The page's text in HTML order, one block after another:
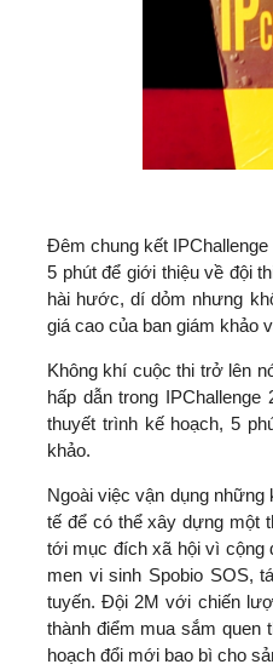
Đêm chung kết
5 phút để giới thiệu về đội
hài hước, dí dỏm nhưng
giá cao của ban giám khảo
Không khí cuộc thi trở lên
hấp dẫn trong
thuyết trình kế hoạch, 5
khảo.
Ngoài việc vận dụng
tế để có thể xây dựng một
tới mục đích xã hội vì cộng
men vi sinh Spobio SOS,
tuyến. Đội 2M với chiến
thành điểm mua sắm quen
hoạch đổi mới bao bì cho